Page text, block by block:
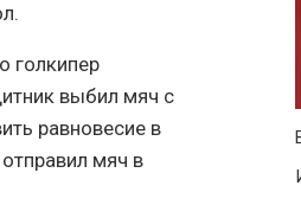
голкипер
выбил мяч с
равновесие в
мяч в